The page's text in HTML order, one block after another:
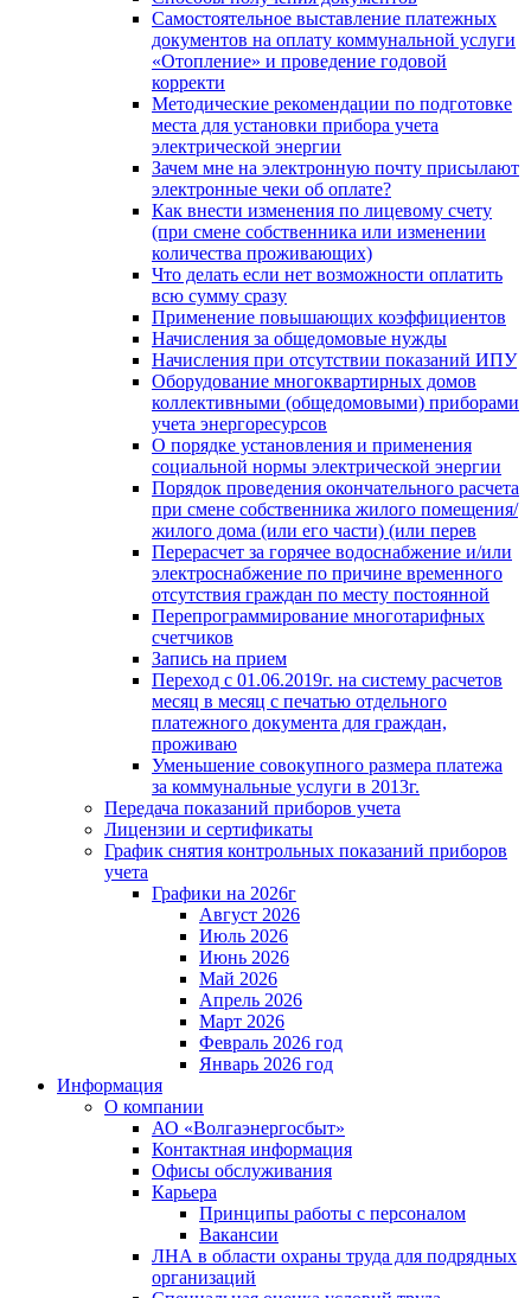
Самостоятельное выставление платежных
документов на оплату коммунальной услуги
«Отопление» и проведение годовой
корректи
Методические рекомендации по подготовке
места для установки прибора учета
электрической энергии
Зачем мне на электронную почту присылают
электронные чеки об оплате?
Как внести изменения по лицевому счету
(при смене собственника или изменении
количества проживающих)
Что делать если нет возможности оплатить
всю сумму сразу
Применение повышающих коэффициентов
Начисления за общедомовые нужды
Начисления при отсутствии показаний ИПУ
Оборудование многоквартирных домов
коллективными (общедомовыми) приборами
учета энергоресурсов
О порядке установления и применения
социальной нормы электрической энергии
Порядок проведения окончательного расчета
при смене собственника жилого помещения/
жилого дома (или его части) (или перев
Перерасчет за горячее водоснабжение и/или
электроснабжение по причине временного
отсутствия граждан по месту постоянной
Перепрограммирование многотарифных
счетчиков
Запись на прием
Переход с 01.06.2019г. на систему расчетов
месяц в месяц с печатью отдельного
платежного документа для граждан,
проживаю
Уменьшение совокупного размера платежа
за коммунальные услуги в 2013г.
Передача показаний приборов учета
Лицензии и сертификаты
График снятия контрольных показаний приборов
учета
Графики на 2026г
Август 2026
Июль 2026
Июнь 2026
Май 2026
Апрель 2026
Март 2026
Февраль 2026 год
Январь 2026 год
Информация
О компании
АО «Волгаэнергосбыт»
Контактная информация
Офисы обслуживания
Карьера
Принципы работы с персоналом
Вакансии
ЛНА в области охраны труда для подрядных
организаций